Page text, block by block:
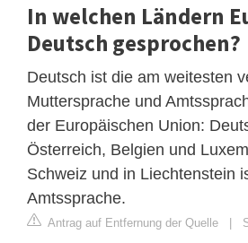
In welchen Ländern
Deutsch gesprochen?
Deutsch ist die am weitesten
Muttersprache und
der Europäischen Union:
Österreich, Belgien und
Schweiz und in Liechtenstein
Amtssprache.
Antrag auf Entfernung der Quelle |